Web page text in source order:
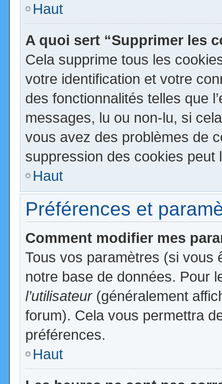
Haut
A quoi sert “Supprimer les
Cela supprime tous les
votre identification et votre
des fonctionnalités telles que
messages, lu ou non-lu, si
vous avez des problèmes de
suppression des cookies peut
Haut
Préférences et
Comment modifier mes
Tous vos paramètres (si vous
notre base de données. Pour
l’utilisateur(généralement
forum). Cela vous permettra
préférences.
Haut